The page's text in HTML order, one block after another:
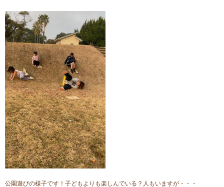
公園遊びの様子です！子どもよりも楽しんでいる？人もいますが・・・